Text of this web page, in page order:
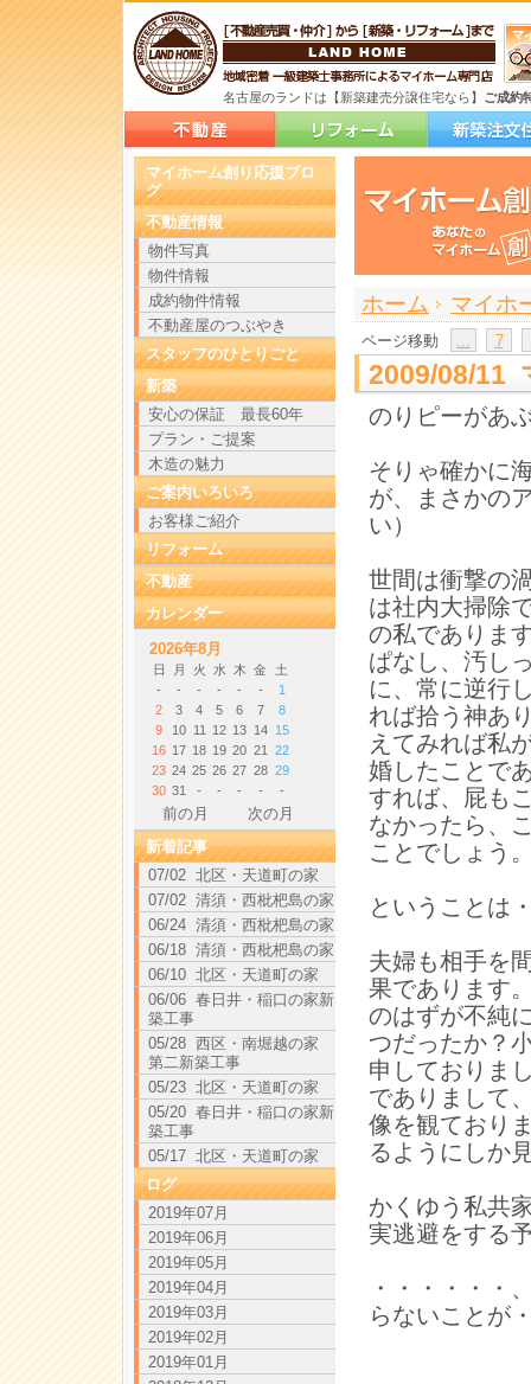
名古屋のランドは【新築建売分譲住宅なら】 ご成約
ホーム
> マイホ
>
ページ移動 ... 7
2009/08/11
のりピーがあ
そりゃ確かに
が、まさかの
い）
世間は衝撃の
は社内大掃除
の私でありま
ぱなし、汚し
に、常に逆行
れば拾う神あ
えてみれば私
婚したことで
すれば、屁も
なかったら、
ことでしょう
ということは
夫婦も相手を
果であります
のはずが不純
つだったか？
申しておりま
でありまして
像を観ており
るようにしか
かくゆう私共
実逃避をする
・・・・・・
らないことが
マイホーム創り応援ブロ
グ
不動産情報
物件写真
物件情報
成約物件情報
不動産屋のつぶやき
スタッフのひとりごと
新築
安心の保証 最長60年
プラン・ご提案
木造の魅力
ご案内いろいろ
お客様ご紹介
リフォーム
不動産
カレンダー
2026年8月
日 月 火 水 木 金
土
-
- - - - -
1
2
3 4 5 6 7
8
9
10 11 12 13 14
15
16 17 18 19 20 21
22
23 24 25 26 27 28 29
30 31 - - - - -
前の月
次の月
新着記事
07/02 北区・天道町の家
07/02 清須・西枇杷島の家
06/24 清須・西枇杷島の家
06/18 清須・西枇杷島の家
06/10 北区・天道町の家
06/06 春日井・稲口の家新
築工事
05/28 西区・南堀越の家
第二新築工事
05/23 北区・天道町の家
05/20 春日井・稲口の家新
築工事
05/17 北区・天道町の家
ログ
2019年07月
2019年06月
2019年05月
2019年04月
2019年03月
2019年02月
2019年01月